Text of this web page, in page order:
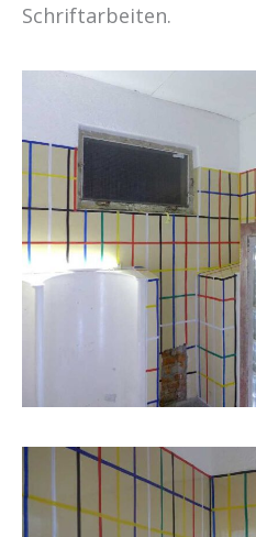
Schriftarbeiten.